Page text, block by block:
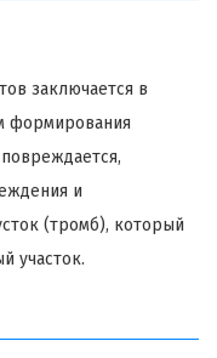
заключается в
формирования
и
(тромб), который
участок.